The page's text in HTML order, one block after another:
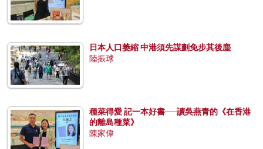
日本人口萎縮 中港須先謀劃免步其後塵
陸振球
種菜得愛 記一本好書──讀吳燕青的《在香港
的離島種菜》
陳家偉